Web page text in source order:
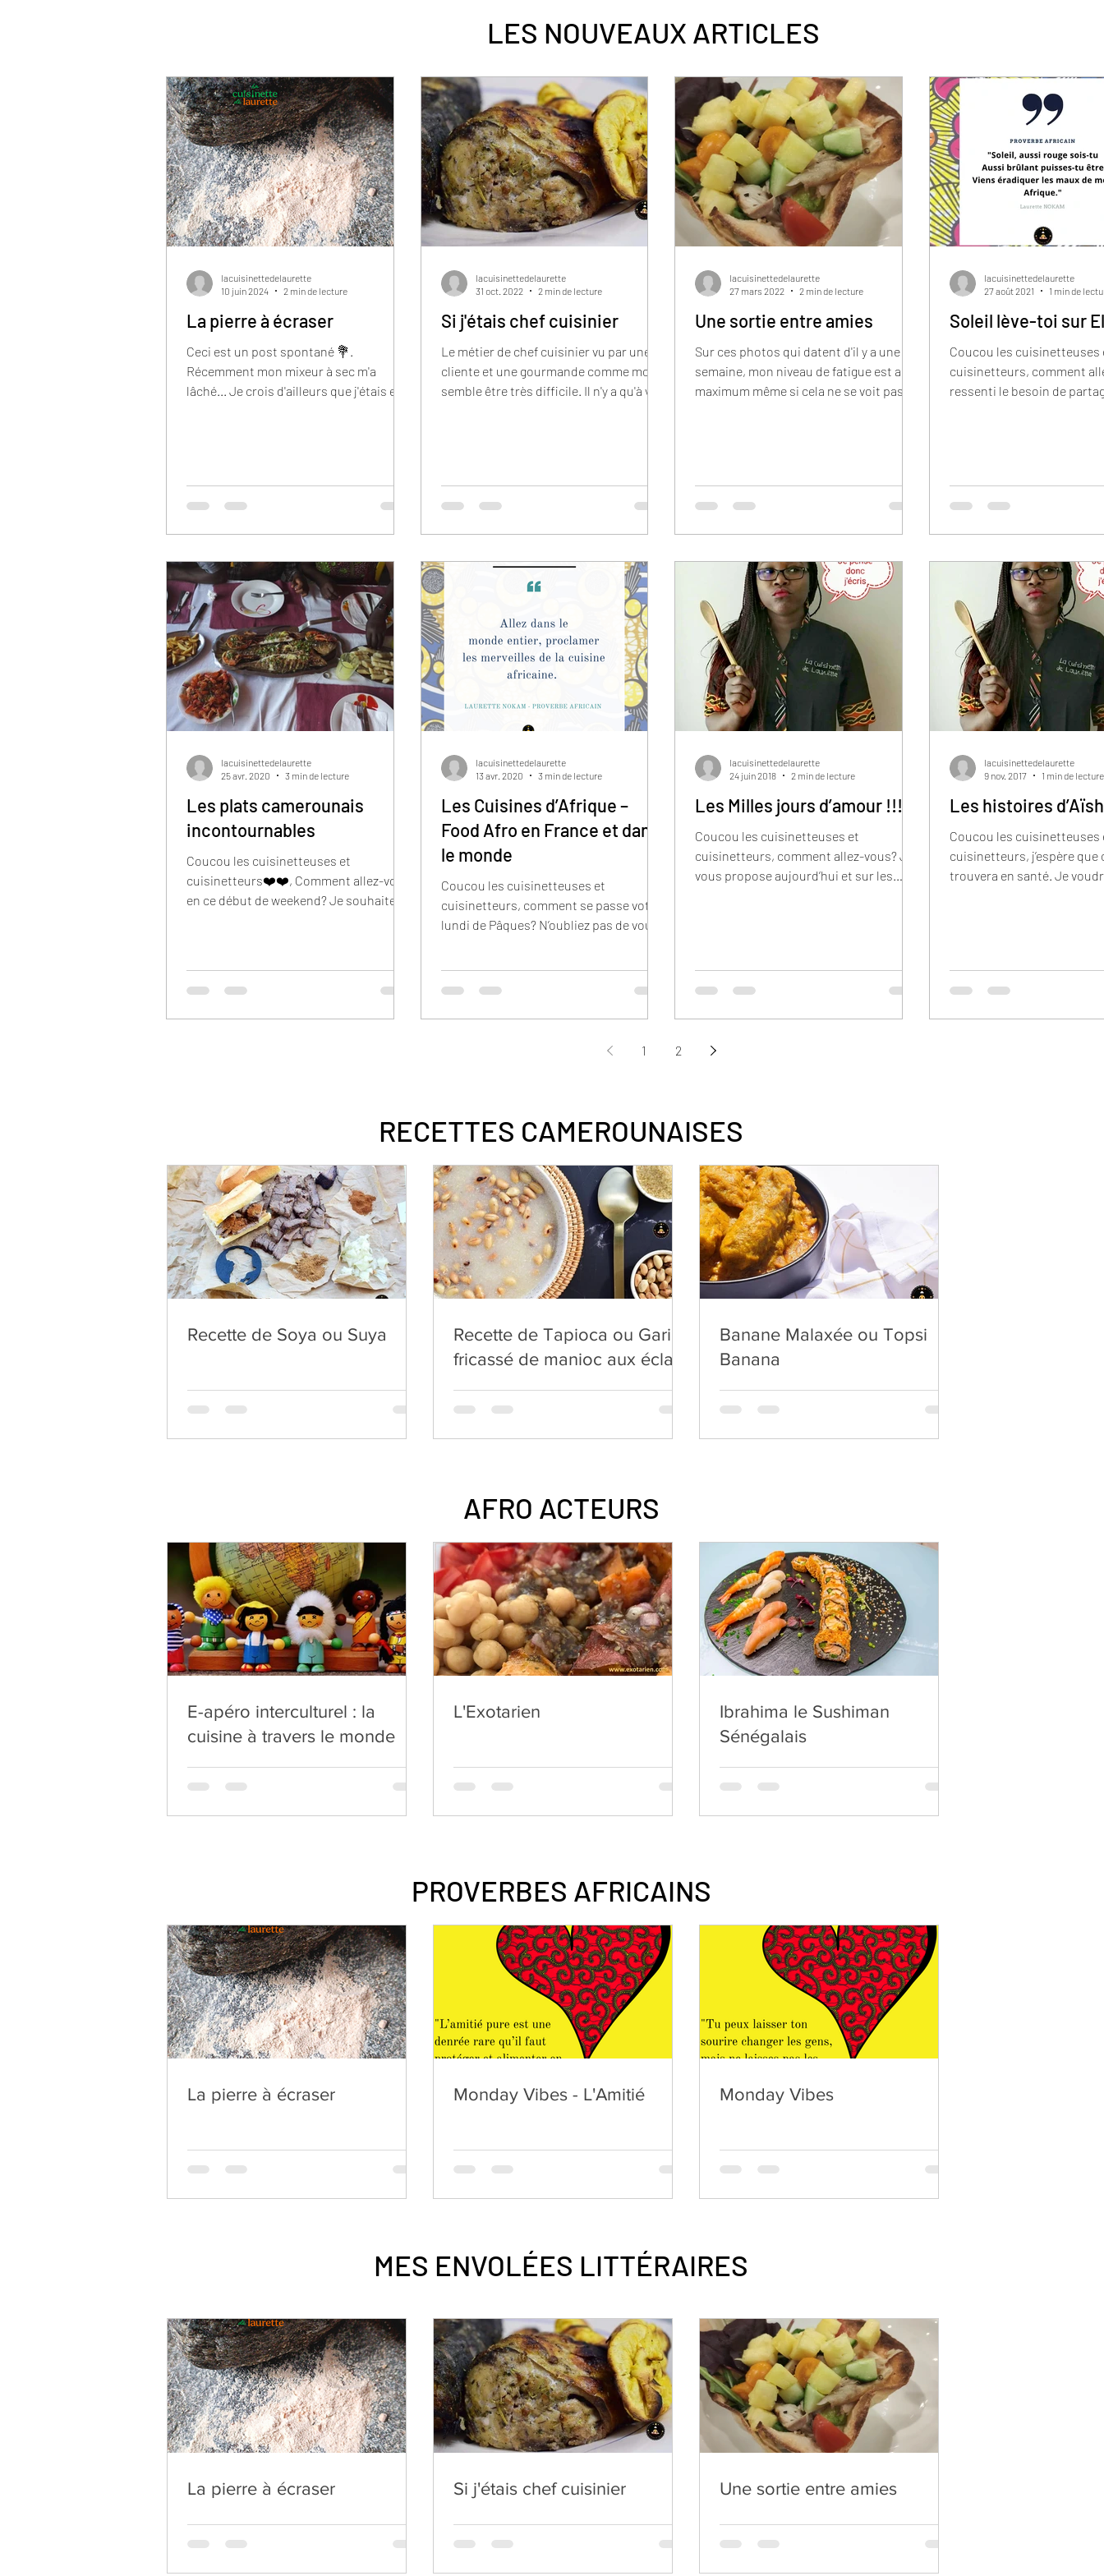
LES NOUVEAUX ARTICLES
La pierre à écraser
Ceci est un post spontané 💐.
Récemment mon mixeur à sec m'a
lâché... Je crois d'ailleurs que j'étais en
lacuisinettedelaurette
10 juin 2024
2 min de lecture
Si j'étais chef cuisinier
Le métier de chef cuisinier vu par une
cliente et une gourmande comme moi
semble être très difficile. Il n'y a qu'à voir
lacuisinettedelaurette
31 oct. 2022
2 min de lecture
Une sortie entre amies
Sur ces photos qui datent d'il y a une
semaine, mon niveau de fatigue est au
maximum même si cela ne se voit pas.
lacuisinettedelaurette
27 mars 2022
2 min de lecture
Soleil lève-toi sur
Coucou les cuisinetteuses
cuisinetteurs, comment
ressenti le besoin de
lacuisinettedelaurette
27 août 2021
1 min de
Les plats camerounais
incontournables
Coucou les cuisinetteuses et
cuisinetteurs❤️❤️, Comment allez-vous
en ce début de weekend? Je souhaite
lacuisinettedelaurette
25 avr. 2020
3 min de lecture
Les Cuisines d’Afrique –
Food Afro en France et dans
le monde
Coucou les cuisinetteuses et
cuisinetteurs, comment se passe votre
lundi de Pâques? N’oubliez pas de vous
lacuisinettedelaurette
13 avr. 2020
3 min de lecture
Les Milles jours d’amour !!!
Coucou les cuisinetteuses et
cuisinetteurs, comment allez-vous? Je
vous propose aujourd’hui et sur les
lacuisinettedelaurette
24 juin 2018
2 min de lecture
Les histoires
Coucou les cuisinetteuses
cuisinetteurs, j’espère que
trouvera en santé. Je
lacuisinettedelaurette
9 nov. 2017
1 min de lecture
1 2
RECETTES CAMEROUNAISES
Recette de Soya ou Suya
Recette de Tapioca ou Gari:
fricassé de manioc aux éclats
Banane Malaxée ou Topsi
Banana
AFRO ACTEURS
E-apéro interculturel : la
cuisine à travers le monde
L'Exotarien
Ibrahima le Sushiman
Sénégalais
PROVERBES AFRICAINS
La pierre à écraser Monday Vibes - L'Amitié Monday Vibes
MES ENVOLÉES LITTÉRAIRES
La pierre à écraser Si j'étais chef cuisinier Une sortie entre amies